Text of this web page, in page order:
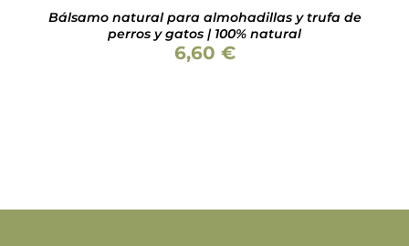
PRODUCTO
TIENE
MÚLTIPLES
Bálsamo natural para almohadillas y trufa de
perros y gatos | 100% natural
6,60 €